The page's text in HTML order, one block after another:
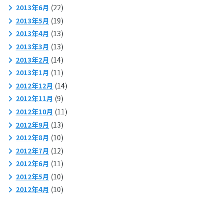
2013年6月 (22)
2013年5月 (19)
2013年4月 (13)
2013年3月 (13)
2013年2月 (14)
2013年1月 (11)
2012年12月 (14)
2012年11月 (9)
2012年10月 (11)
2012年9月 (13)
2012年8月 (10)
2012年7月 (12)
2012年6月 (11)
2012年5月 (10)
2012年4月 (10)